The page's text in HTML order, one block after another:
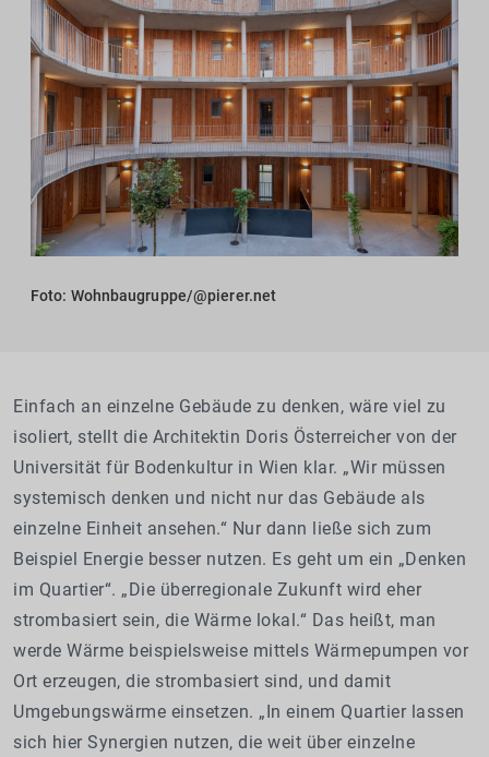
Foto: Wohnbaugruppe/@pierer.net
Einfach an einzelne Gebäude zu denken, wäre viel zu
isoliert, stellt die Architektin Doris Österreicher von der
Universität für Bodenkultur in Wien klar. „Wir müssen
systemisch denken und nicht nur das Gebäude als
einzelne Einheit ansehen.“ Nur dann ließe sich zum
Beispiel Energie besser nutzen. Es geht um ein „Denken
im Quartier“. „Die überregionale Zukunft wird eher
strombasiert sein, die Wärme lokal.“ Das heißt, man
werde Wärme beispielsweise mittels Wärmepumpen vor
Ort erzeugen, die strombasiert sind, und damit
Umgebungswärme einsetzen. „In einem Quartier lassen
sich hier Synergien nutzen, die weit über einzelne